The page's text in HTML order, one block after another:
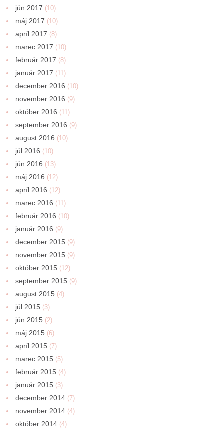
jún 2017 (10)
máj 2017 (10)
apríl 2017 (8)
marec 2017 (10)
február 2017 (8)
január 2017 (11)
december 2016 (10)
november 2016 (9)
október 2016 (11)
september 2016 (9)
august 2016 (10)
júl 2016 (10)
jún 2016 (13)
máj 2016 (12)
apríl 2016 (12)
marec 2016 (11)
február 2016 (10)
január 2016 (9)
december 2015 (9)
november 2015 (9)
október 2015 (12)
september 2015 (9)
august 2015 (4)
júl 2015 (3)
jún 2015 (2)
máj 2015 (6)
apríl 2015 (7)
marec 2015 (5)
február 2015 (4)
január 2015 (3)
december 2014 (7)
november 2014 (4)
október 2014 (4)